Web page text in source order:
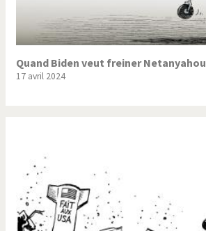
Quand Biden veut freiner Netanyahou
17 avril 2024